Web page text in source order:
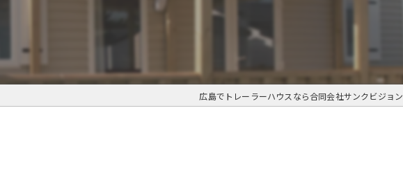
広島でトレーラーハウスなら合同会社サンクビジョン